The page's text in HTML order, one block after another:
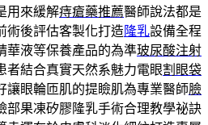
用來緩解痔瘡藥推薦醫師說法都是
術後評估客製化打造 隆乳設備全程
華液等保養產品的為準玻尿酸注射
者結合真實天然系魅力電眼割眼袋
讓眼輪匝肌的提瞼肌為專業醫師臉
部果凍矽膠隆乳手術合理教學祕訣